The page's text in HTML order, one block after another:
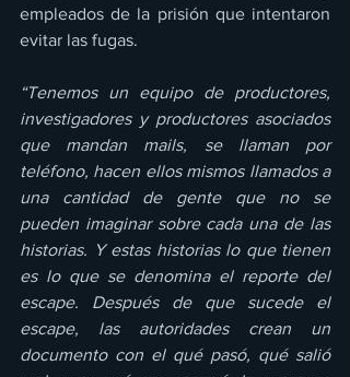
empleados de la prisión que intentaron
evitar las fugas.
“Tenemos un equipo de productores,
investigadores y productores asociados
que mandan mails, se llaman por
teléfono, hacen ellos mismos llamados a
una cantidad de gente que no se
pueden imaginar sobre cada una de las
historias. Y estas historias lo que tienen
es lo que se denomina el reporte del
escape. Después de que sucede el
escape, las autoridades crean un
documento con el qué pasó, qué salió